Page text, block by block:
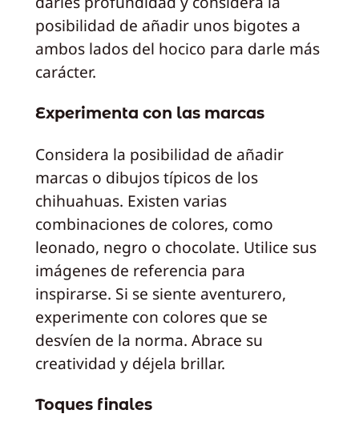
posibilidad de añadir unos bigotes a
ambos lados del hocico para darle más
carácter.
Experimenta con las marcas
Considera la posibilidad de añadir
marcas o dibujos típicos de los
chihuahuas. Existen varias
combinaciones de colores, como
leonado, negro o chocolate. Utilice sus
imágenes de referencia para
inspirarse. Si se siente aventurero,
experimente con colores que se
desvíen de la norma. Abrace su
creatividad y déjela brillar.
Toques finales